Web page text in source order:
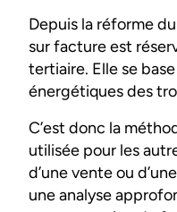
Depuis la réforme
sur facture est
tertiaire. Elle se
énergétiques des
C’est donc la
utilisée pour les
d’une vente ou
une analyse